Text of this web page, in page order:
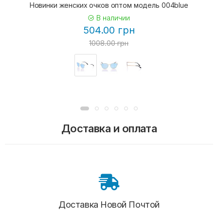
Новинки женских очков оптом модель 004blue
В наличии
504.00 грн
1008.00 грн
Доставка и оплата
Доставка Новой Почтой